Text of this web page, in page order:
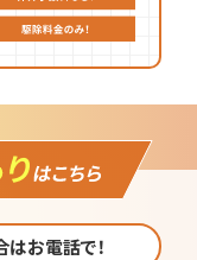
お電話で！